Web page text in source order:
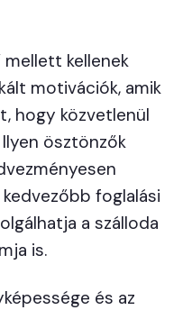
mellett kellenek
motivációk, amik
hogy közvetlenül
ösztönzők
foglalási
a szálloda
is.
és az